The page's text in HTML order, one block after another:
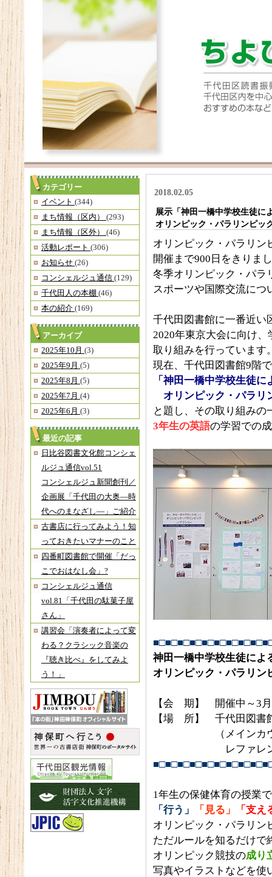
カテゴリー
イベント (344)
まち情報（区内） (293)
まち情報（区外） (46)
活動レポート (306)
お知らせ (26)
コンシェルジュ通信 (129)
千代田人の本棚 (46)
本の紹介 (169)
アーカイブ
2025年10月 (3)
2025年9月 (5)
2025年8月 (5)
2025年7月 (4)
2025年6月 (3)
最近の記事
日比谷図書文化館コンシェ
ルジュ通信vol.51
コンシェルジュ新聞創刊／
企画展「千代田の大奥―時
代へのまなざし―」ご紹介
古書店に行ってみよう！知
っておきたいマナーのこと
四番町図書館で開催「だっ
こでおはなし会」?
コンシェルジュ通信
vol.81「千代田の駄菓子屋
さん」
講習会「演奏者によって変
わる？クラシック音楽の
『聴き比べ』をしてみよ
う！」
2018.02.05
展示「神田一橋中学校生徒に
オリンピック・パラリンピッ
オリンピック・パラリン
開催まで900日をきりま
冬季オリンピック・パラ
スポーツや国際交流につ
千代田図書館に一番近い
2020年東京大会に向け
取り組みを行っています
現在、千代田図書館9階
「神田一橋中学校生徒に
オリンピック・パラリ
と題し、その取り組みの
3年生の英語の学習での
神田一橋中学校生徒によ
オリンピック・パラリン
【会 期】 開催中～3月
【場 所】 千代田図書
（メインカウン
レファレンスサ
1年生の保健体育の授業
「行う」
「見る」
「支え
オリンピック・パラリン
ただルールを知るだけで
オリンピック競技の成り
写真やイラストなどを使